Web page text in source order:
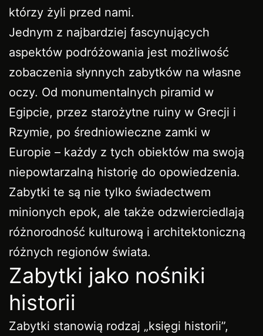
którzy żyli przed nami.
Jednym z najbardziej fascynujących
aspektów podróżowania jest możliwość
zobaczenia słynnych zabytków na własne
oczy. Od monumentalnych piramid w
Egipcie, przez starożytne ruiny w Grecji i
Rzymie, po średniowieczne zamki w
Europie – każdy z tych obiektów ma swoją
niepowtarzalną historię do opowiedzenia.
Zabytki te są nie tylko świadectwem
minionych epok, ale także odzwierciedlają
różnorodność kulturową i architektoniczną
różnych regionów świata.
Zabytki jako nośniki
historii
Zabytki stanowią rodzaj „księgi historii”,